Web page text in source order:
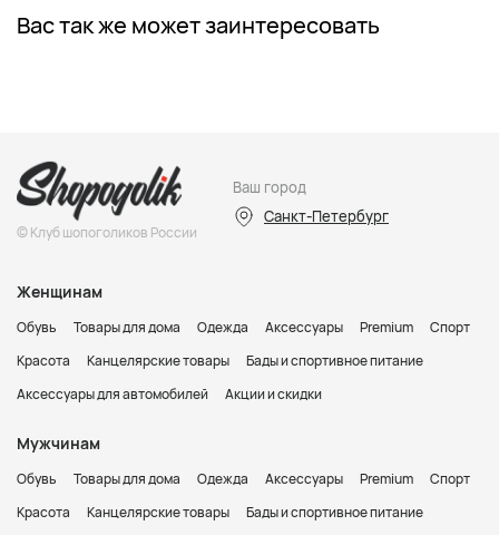
Вас так же может заинтересовать
© Клуб шопоголиков России
Ваш город
Санкт-Петербург
Женщинам
Обувь Товары для дома Одежда Аксессуары Premium
Спорт
Красота
Канцелярские товары
Бады и спортивное питание
Аксессуары для автомобилей
Акции и скидки
Мужчинам
Обувь Товары для дома Одежда Аксессуары Premium
Спорт
Красота
Канцелярские товары
Бады и спортивное питание